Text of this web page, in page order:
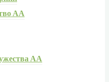
АА
АА